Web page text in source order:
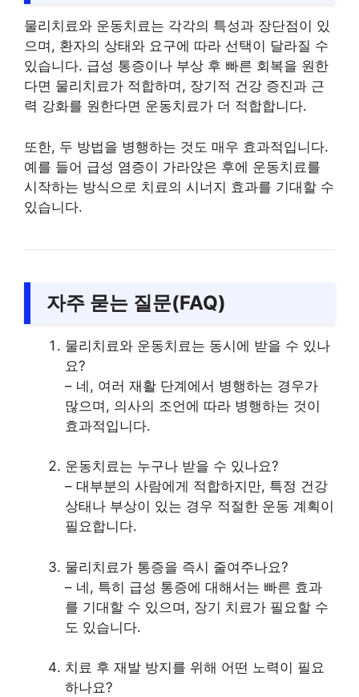
물리치료와 운동치료는 각각의 특성과 장단점이 있
으며, 환자의 상태와 요구에 따라 선택이 달라질 수
있습니다. 급성 통증이나 부상 후 빠른 회복을 원한
다면 물리치료가 적합하며, 장기적 건강 증진과 근
력 강화를 원한다면 운동치료가 더 적합합니다.
또한, 두 방법을 병행하는 것도 매우 효과적입니다.
예를 들어 급성 염증이 가라앉은 후에 운동치료를
시작하는 방식으로 치료의 시너지 효과를 기대할 수
있습니다.
자주 묻는 질문(FAQ)
물리치료와 운동치료는 동시에 받을 수 있나
요?
– 네, 여러 재활 단계에서 병행하는 경우가
많으며, 의사의 조언에 따라 병행하는 것이
효과적입니다.
운동치료는 누구나 받을 수 있나요?
– 대부분의 사람에게 적합하지만, 특정 건강
상태나 부상이 있는 경우 적절한 운동 계획이
필요합니다.
물리치료가 통증을 즉시 줄여주나요?
– 네, 특히 급성 통증에 대해서는 빠른 효과
를 기대할 수 있으며, 장기 치료가 필요할 수
도 있습니다.
치료 후 재발 방지를 위해 어떤 노력이 필요
하나요?